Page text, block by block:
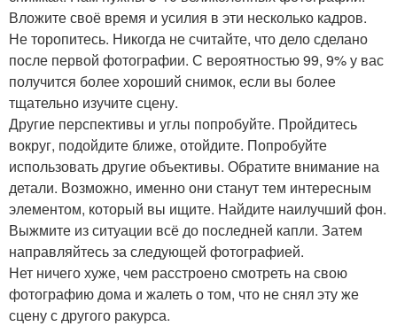
Вложите своё время и усилия в эти несколько кадров.
Не торопитесь. Никогда не считайте, что дело сделано
после первой фотографии. С вероятностью 99, 9% у вас
получится более хороший снимок, если вы более
тщательно изучите сцену.
Другие перспективы и углы попробуйте. Пройдитесь
вокруг, подойдите ближе, отойдите. Попробуйте
использовать другие объективы. Обратите внимание на
детали. Возможно, именно они станут тем интересным
элементом, который вы ищите. Найдите наилучший фон.
Выжмите из ситуации всё до последней капли. Затем
направляйтесь за следующей фотографией.
Нет ничего хуже, чем расстроено смотреть на свою
фотографию дома и жалеть о том, что не снял эту же
сцену с другого ракурса.